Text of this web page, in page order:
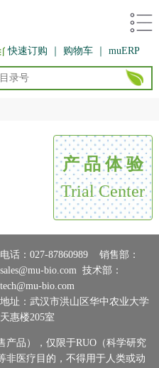
快速订购 ｜ 购物车 ｜ muERP
产 品 体 验
Trial Center
电话：027-87860989 销售部：
sales@mu-bio.com 技术部：
tech@mu-bio.com
地址：武汉市洪山区华中农业大学
天惠楼205室
产品），仅限于RUO（科学研究
非医疗目的，不得用于人类或动